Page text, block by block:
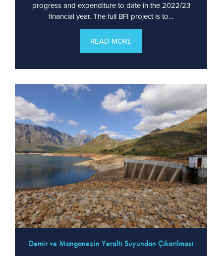
progress and expenditure to date in the 2022/23
financial year. The full BFI project is to…
READ MORE
Demir ve Manganezin Yeraltı Suyundan Çıkarılması